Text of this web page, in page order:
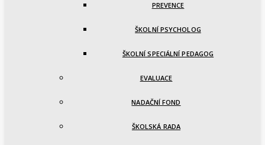
PREVENCE
ŠKOLNÍ PSYCHOLOG
ŠKOLNÍ SPECIÁLNÍ PEDAGOG
EVALUACE
NADAČNÍ FOND
ŠKOLSKÁ RADA